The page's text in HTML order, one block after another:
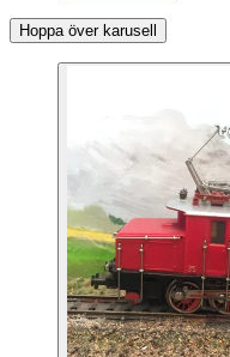
Hoppa över karusell